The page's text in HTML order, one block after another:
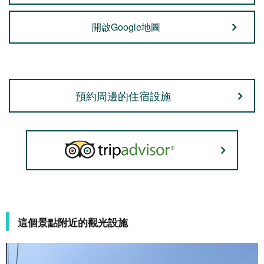
開啟Google地圖
預約周邊的住宿設施
這個景點附近的觀光設施